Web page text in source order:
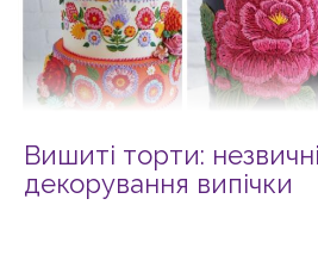
Вишиті торти: незвичні
декорування випічки